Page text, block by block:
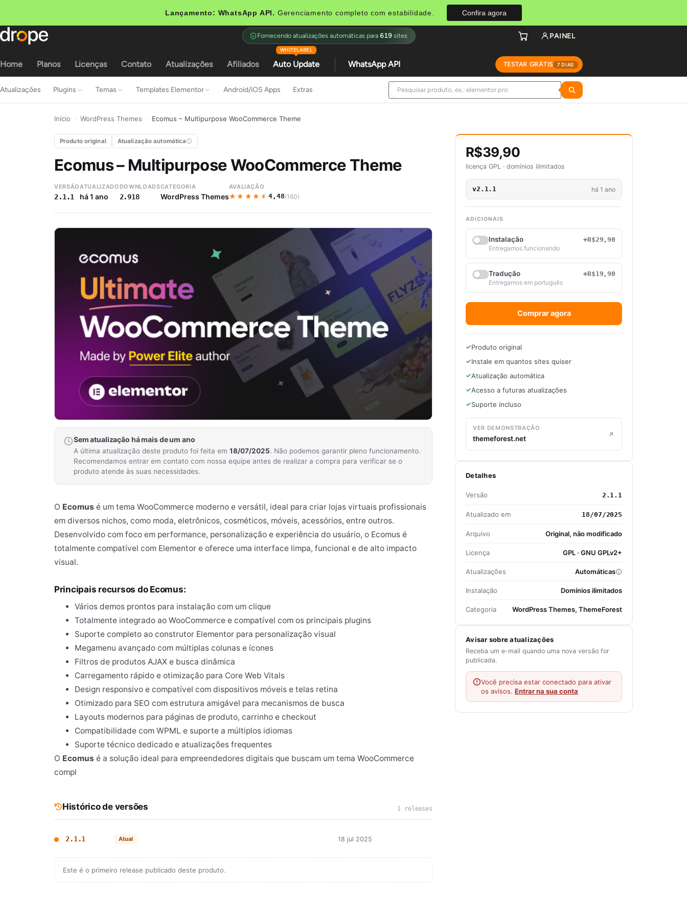
Lançamento: WhatsApp API. Gerenciamento completo com estabilidade. Confira agora
Home Planos Licenças Contato Atualizações Afiliados Auto Update
WHITELABEL
WhatsApp API TESTAR GRÁTIS 7 DIAS
Fornecendo atualizações automáticas para 619 sites PAINEL
Atualizações Plugins Temas Templates Elementor Android/iOS Apps Extras
Início WordPress Themes Ecomus – Multipurpose WooCommerce Theme
Produto original Atualização automática
Ecomus – Multipurpose WooCommerce Theme
VERSÃO
2.1.1
ATUALIZADO
há 1 ano
DOWNLOADS
2.918
CATEGORIA
WordPress Themes
AVALIAÇÃO
★★★★★
★★★★★4,48(160)
Sem atualização há mais de um ano
A última atualização deste produto foi feita em 18/07/2025. Não podemos garantir pleno funcionamento.
Recomendamos entrar em contato com nossa equipe antes de realizar a compra para verificar se o
produto atende às suas necessidades.
O Ecomus é um tema WooCommerce moderno e versátil, ideal para criar lojas virtuais profissionais
em diversos nichos, como moda, eletrônicos, cosméticos, móveis, acessórios, entre outros.
Desenvolvido com foco em performance, personalização e experiência do usuário, o Ecomus é
totalmente compatível com Elementor e oferece uma interface limpa, funcional e de alto impacto
visual.
Principais recursos do Ecomus:
Vários demos prontos para instalação com um clique
Totalmente integrado ao WooCommerce e compatível com os principais plugins
Suporte completo ao construtor Elementor para personalização visual
Megamenu avançado com múltiplas colunas e ícones
Filtros de produtos AJAX e busca dinâmica
Carregamento rápido e otimização para Core Web Vitals
Design responsivo e compatível com dispositivos móveis e telas retina
Otimizado para SEO com estrutura amigável para mecanismos de busca
Layouts modernos para páginas de produto, carrinho e checkout
Compatibilidade com WPML e suporte a múltiplos idiomas
Suporte técnico dedicado e atualizações frequentes
O Ecomus é a solução ideal para empreendedores digitais que buscam um tema WooCommerce
compl
Histórico de versões 1 releases
2.1.1 Atual 18 jul 2025
Este é o primeiro release publicado deste produto.
R$39,90
licença GPL · domínios ilimitados
v2.1.1 há 1 ano
ADICIONAIS
Instalação
+R$29,90
Entregamos funcionando
Tradução
+R$19,90
Entregamos em português
Comprar agora
Produto original
Instale em quantos sites quiser
Atualização automática
Acesso a futuras atualizações
Suporte incluso
VER DEMONSTRAÇÃO
themeforest.net
Detalhes
Versão 2.1.1
Atualizado em 18/07/2025
Arquivo Original, não modificado
Licença GPL · GNU GPLv2+
Atualizações Automáticas
Instalação Domínios ilimitados
Categoria WordPress Themes, ThemeForest
Avisar sobre atualizações
Receba um e-mail quando uma nova versão for
publicada.
Você precisa estar conectado para ativar
os avisos. Entrar na sua conta